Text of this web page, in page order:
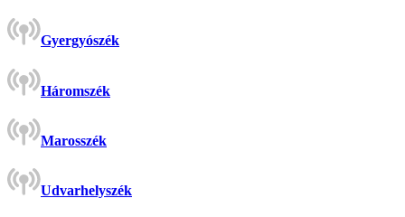
Gyergyószék
Háromszék
Marosszék
Udvarhelyszék